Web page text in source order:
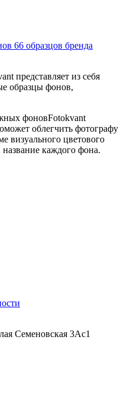
66 образцов бренда
представляет из себя
образцы фонов,
фоновFotokvant
облегчить фотографу
визуального цветового
каждого фона.
Семеновская 3Ас1